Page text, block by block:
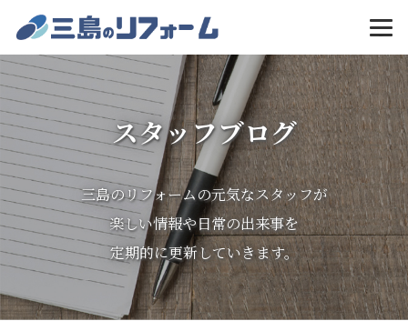
スタッフブログ
三島のリフォームの元気なスタッフが
楽しい情報や日常の出来事を
定期的に更新していきます。